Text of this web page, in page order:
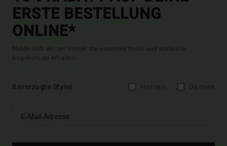
ERSTE BESTELLUNG
ONLINE*
Melde dich an, um immer die neuesten News und exklusive
Angebote zu erhalten.
Bevorzugte Styles